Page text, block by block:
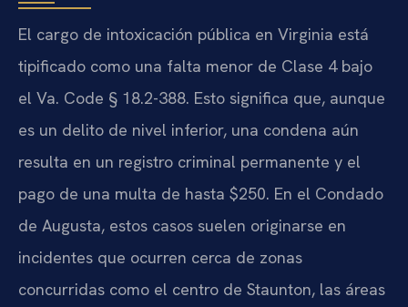
El cargo de intoxicación pública en Virginia está
tipificado como una falta menor de Clase 4 bajo
el Va. Code § 18.2-388. Esto significa que, aunque
es un delito de nivel inferior, una condena aún
resulta en un registro criminal permanente y el
pago de una multa de hasta $250. En el Condado
de Augusta, estos casos suelen originarse en
incidentes que ocurren cerca de zonas
concurridas como el centro de Staunton, las áreas